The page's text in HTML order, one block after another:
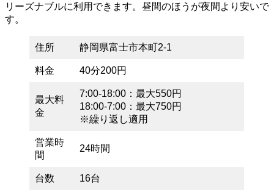
リーズナブルに利用できます。昼間のほうが夜間より安いで
す。
住所 静岡県富士市本町2-1
料金 40分200円
最大料
金
7:00-18:00：最大550円
18:00-7:00：最大750円
※繰り返し適用
営業時
間
24時間
台数 16台